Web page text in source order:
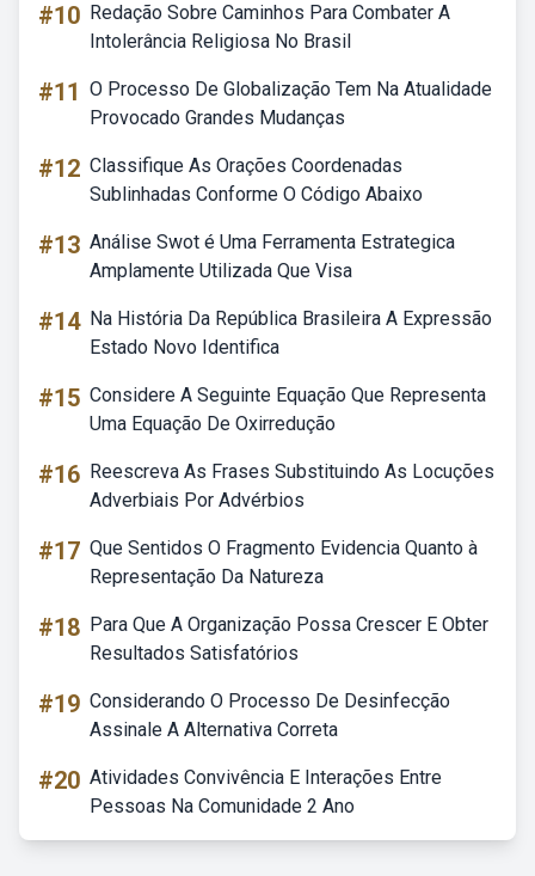
#10 Redação Sobre Caminhos Para Combater A
Intolerância Religiosa No Brasil
#11 O Processo De Globalização Tem Na Atualidade
Provocado Grandes Mudanças
#12 Classifique As Orações Coordenadas
Sublinhadas Conforme O Código Abaixo
#13 Análise Swot é Uma Ferramenta Estrategica
Amplamente Utilizada Que Visa
#14 Na História Da República Brasileira A Expressão
Estado Novo Identifica
#15 Considere A Seguinte Equação Que Representa
Uma Equação De Oxirredução
#16 Reescreva As Frases Substituindo As Locuções
Adverbiais Por Advérbios
#17 Que Sentidos O Fragmento Evidencia Quanto à
Representação Da Natureza
#18 Para Que A Organização Possa Crescer E Obter
Resultados Satisfatórios
#19 Considerando O Processo De Desinfecção
Assinale A Alternativa Correta
#20 Atividades Convivência E Interações Entre
Pessoas Na Comunidade 2 Ano